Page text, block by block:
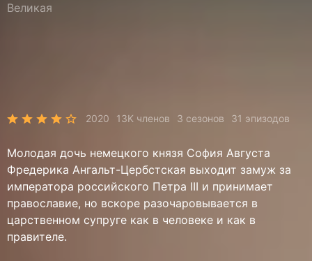
Великая
2020 13K членов 3 сезонов 31 эпизодов
Молодая дочь немецкого князя София Августа
Фредерика Ангальт-Цербстская выходит замуж за
императора российского Петра III и принимает
православие, но вскоре разочаровывается в
царственном супруге как в человеке и как в
правителе.